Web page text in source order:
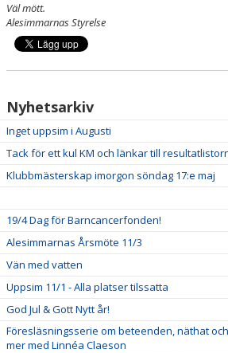
Väl mött.
Alesimmarnas Styrelse
Nyhetsarkiv
Inget uppsim i Augusti
Tack för ett kul KM och länkar till
Klubbmästerskap imorgon söndag 17:e maj
19/4 Dag för Barncancerfonden!
Alesimmarnas Årsmöte 11/3
Vän med vatten
Uppsim 11/1 - Alla platser tilssatta
God Jul & Gott Nytt år!
Föresläsningsserie om beteenden, näthat
mer med Linnéa Claeson